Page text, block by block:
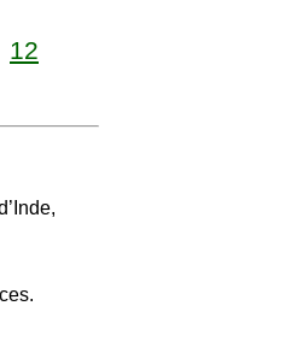
12